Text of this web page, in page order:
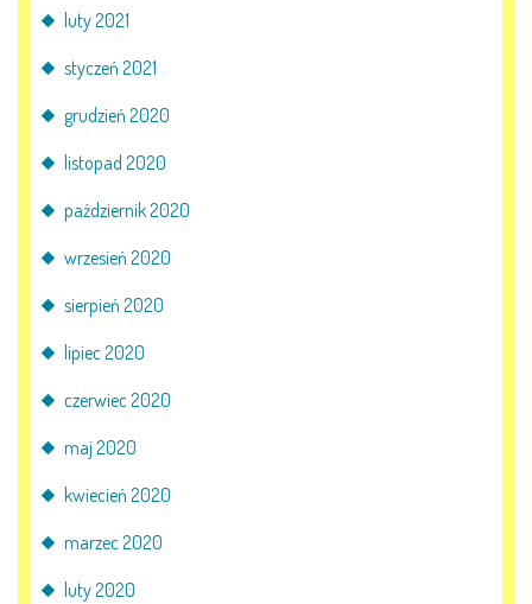
luty 2021
styczeń 2021
grudzień 2020
listopad 2020
październik 2020
wrzesień 2020
sierpień 2020
lipiec 2020
czerwiec 2020
maj 2020
kwiecień 2020
marzec 2020
luty 2020